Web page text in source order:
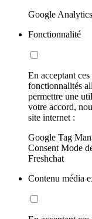
Google
Fonctionnalité
En acceptant
fonctionnalités
permettre une
votre accord,
site internet :
Google Tag
Consent Mode
Freshchat
Contenu média